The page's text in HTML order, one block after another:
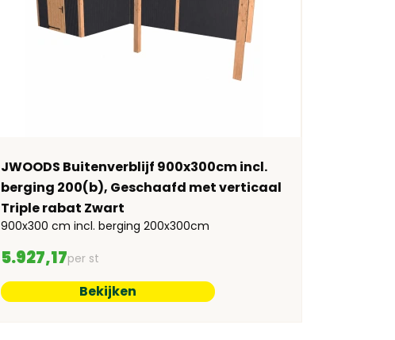
JWOODS Buitenverblijf 900x300cm incl.
berging 200(b), Geschaafd met verticaal
Triple rabat Zwart
900x300 cm incl. berging 200x300cm
5.927,17per st
Bekijken